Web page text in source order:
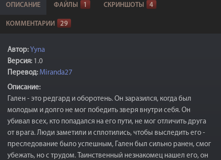
ОПИСАНИЕ ФАЙЛЫ 1 СКРИНШОТЫ 4
КОММЕНТАРИИ 29
Автор: Yyna
Версия: 1.0
Перевод: Miranda27
Описание:
Гален - это редгард и оборотень. Он заразился, когда был
молодым и долго не мог победить зверя внутри себя. Он
убивал всех, кто попадался на его пути, не мог отличить друга
от врага. Люди заметили и сплотились, чтобы выследить его -
преследование было успешным, Гален был сильно ранен, смог
убежать, но с трудом. Таинственный незнакомец нашел его, он